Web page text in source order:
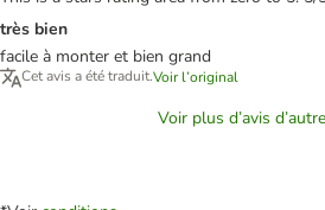
très bien
facile à monter et bien grand
Cet avis a été traduit.Voir l’original
Voir plus d’avis